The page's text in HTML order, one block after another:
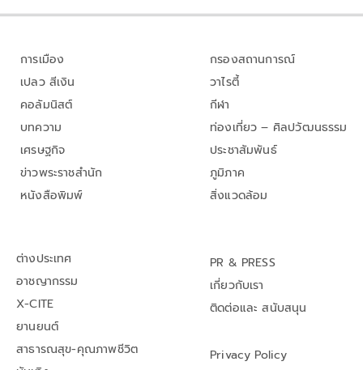
การเมือง
เปลว สีเงิน
คอลัมนิสต์
บทความ
เศรษฐกิจ
ข่าวพระราชสำนัก
หนังสือพิมพ์
กรองสถานการณ์
วาไรตี้
กีฬา
ท่องเที่ยว – ศิลปวัฒนธรรม
ประชาสัมพันธ์
ภูมิภาค
สิ่งแวดล้อม
ต่างประเทศ
อาชญากรรม
X-CITE
ยานยนต์
สาธารณสุข-คุณภาพชีวิต
PR & PRESS
เกี่ยวกับเรา
ติดต่อและ สนับสนุน
Privacy Policy